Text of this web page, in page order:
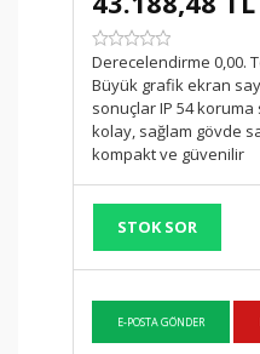
SKU:
Derecelendirme 0,00.
Büyük grafik ekran
sonuçlar IP 54 koruma
kolay, sağlam gövde
kompakt ve güvenilir
STOK SOR